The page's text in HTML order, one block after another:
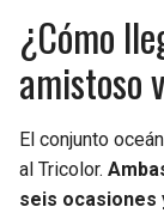
¿Cómo
amistoso
El conjunto
al Tricolor.
seis